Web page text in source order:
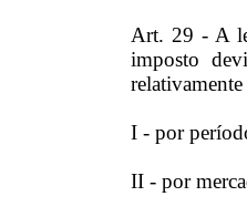
Art. 29 - A
imposto
relativamente
I - por
II - por